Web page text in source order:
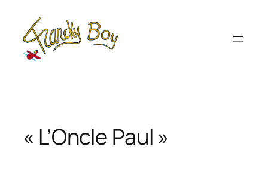
contenu
« L’Oncle Paul »